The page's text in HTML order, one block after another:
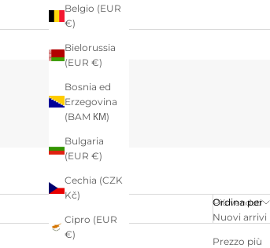
Belgio (EUR
€)
Bielorussia
(EUR €)
Bosnia ed
Erzegovina
(BAM КМ)
Bulgaria
(EUR €)
Cechia (CZK
Kč)
Cipro (EUR
€)
Più venduti
Ordina per
Nuovi arrivi
Prezzo più